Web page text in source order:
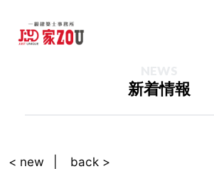
新着情報
< new back >